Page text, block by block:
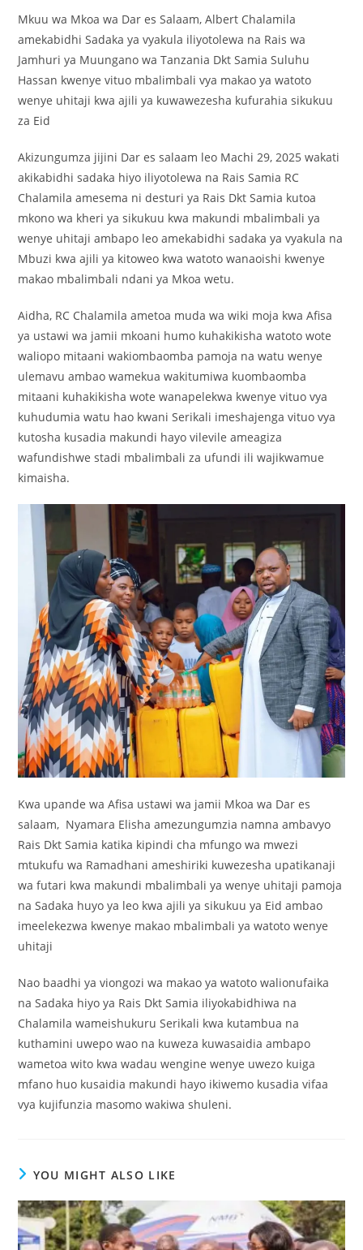
Mkuu wa Mkoa wa Dar es Salaam, Albert Chalamila
amekabidhi Sadaka ya vyakula iliyotolewa na Rais wa
Jamhuri ya Muungano wa Tanzania Dkt Samia Suluhu
Hassan kwenye vituo mbalimbali vya makao ya watoto
wenye uhitaji kwa ajili ya kuwawezesha kufurahia sikukuu
za Eid
Akizungumza jijini Dar es salaam leo Machi 29, 2025 wakati
akikabidhi sadaka hiyo iliyotolewa na Rais Samia RC
Chalamila amesema ni desturi ya Rais Dkt Samia kutoa
mkono wa kheri ya sikukuu kwa makundi mbalimbali ya
wenye uhitaji ambapo leo amekabidhi sadaka ya vyakula na
Mbuzi kwa ajili ya kitoweo kwa watoto wanaoishi kwenye
makao mbalimbali ndani ya Mkoa wetu.
Aidha, RC Chalamila ametoa muda wa wiki moja kwa Afisa
ya ustawi wa jamii mkoani humo kuhakikisha watoto wote
waliopo mitaani wakiombaomba pamoja na watu wenye
ulemavu ambao wamekua wakitumiwa kuombaomba
mitaani kuhakikisha wote wanapelekwa kwenye vituo vya
kuhudumia watu hao kwani Serikali imeshajenga vituo vya
kutosha kusadia makundi hayo vilevile ameagiza
wafundishwe stadi mbalimbali za ufundi ili wajikwamue
kimaisha.
Kwa upande wa Afisa ustawi wa jamii Mkoa wa Dar es
salaam, Nyamara Elisha amezungumzia namna ambavyo
Rais Dkt Samia katika kipindi cha mfungo wa mwezi
mtukufu wa Ramadhani ameshiriki kuwezesha upatikanaji
wa futari kwa makundi mbalimbali ya wenye uhitaji pamoja
na Sadaka huyo ya leo kwa ajili ya sikukuu ya Eid ambao
imeelekezwa kwenye makao mbalimbali ya watoto wenye
uhitaji
Nao baadhi ya viongozi wa makao ya watoto walionufaika
na Sadaka hiyo ya Rais Dkt Samia iliyokabidhiwa na
Chalamila wameishukuru Serikali kwa kutambua na
kuthamini uwepo wao na kuweza kuwasaidia ambapo
wametoa wito kwa wadau wengine wenye uwezo kuiga
mfano huo kusaidia makundi hayo ikiwemo kusadia vifaa
vya kujifunzia masomo wakiwa shuleni.
YOU MIGHT ALSO LIKE